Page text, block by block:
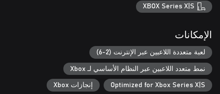
Pick from 9 Sponsor kits, each with a distinct loadout to fit your
playstyle. Whether you love to set traps, drop smokes, or
support teammates—Sponsors let you flex on the opposition.
Every Sponsor loadout is integrated with Duality, so grab your
guns, grab your gear, and craft new ways to outplay the
XBOX Series X|S
الإمكانات
لعبة متعددة اللاعبين عبر الإنترنت (2-6)
نمط متعدد اللاعبين عبر النظام الأساسي لـ Xbox
Optimized for Xbox Series X|S إنجازات Xbox